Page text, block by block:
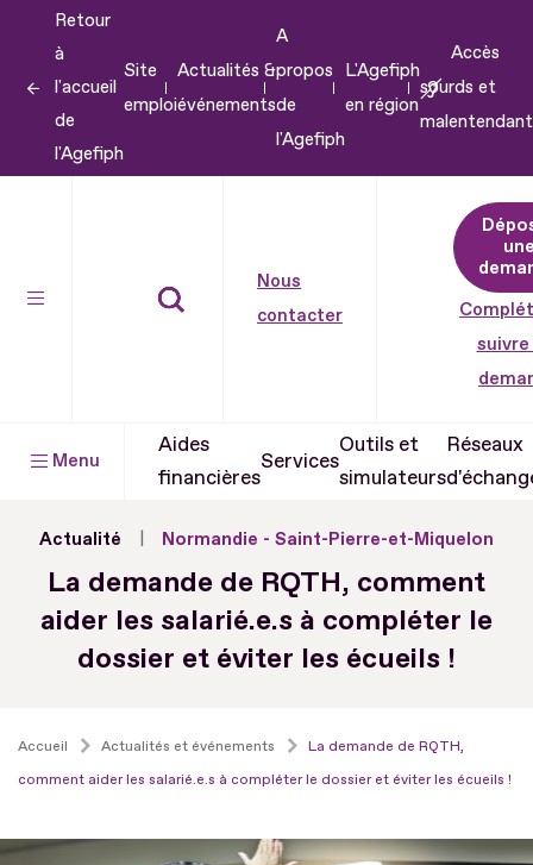
contenu
Retour
à
l'accueil
de
l'Agefiph
Site
emploi
Actualités &
événements
A
propos
de
l'Agefiph
L'Agefiph
en région
Accès
sourds et
Nous
contacter
suivre
Menu
Aides
financières
Services
Outils et
simulateurs
Réseaux
Actualité Normandie - Saint-Pierre-et-Miquelon
La demande de RQTH, comment
aider les salarié.e.s à compléter le
dossier et éviter les écueils !
Accueil Actualités et événements
La demande de RQTH,
comment aider les salarié.e.s à compléter le dossier et éviter les écueils !